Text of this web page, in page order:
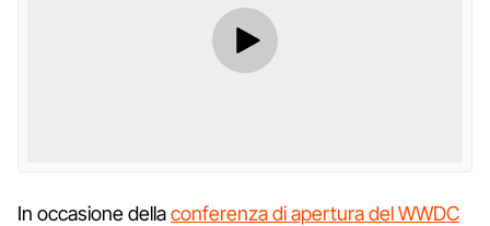
In occasione dellaconferenza di apertura del WWDC